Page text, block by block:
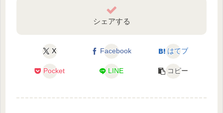
シェアする
X Facebook はてブ
Pocket LINE コピー